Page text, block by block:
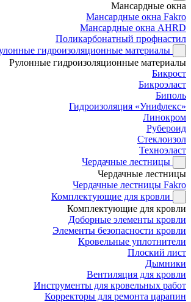
Мансардные окна
Мансардные окна Fakro
Мансардные окна AHRD
Поликарбонатный профнастил
гидроизоляционные материалы
Рулонные гидроизоляционные материалы
Бикрост
Бикроэласт
Биполь
Гидроизоляция «Унифлекс»
Линокром
Рубероид
Стеклоизол
Техноэласт
Чердачные лестницы
Чердачные лестницы
Чердачные лестницы Fakro
Комплектующие для кровли
Комплектующие для кровли
Доборные элементы кровли
Элементы безопасности кровли
Кровельные уплотнители
Плоский лист
Дымники
Вентиляция для кровли
Инструменты для кровельных работ
Корректоры для ремонта царапин